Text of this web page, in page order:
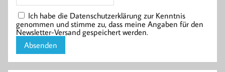
Ich habe die Datenschutzerklärung zur Kenntnis
genommen und stimme zu, dass meine Angaben für den
Newsletter-Versand gespeichert werden.